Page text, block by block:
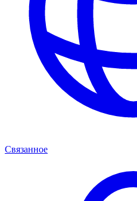
Связанное